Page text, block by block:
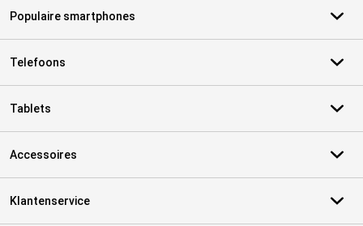
Populaire smartphones
Telefoons
Tablets
Accessoires
Klantenservice